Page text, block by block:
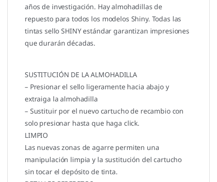
años de investigación. Hay almohadillas de
repuesto para todos los modelos Shiny. Todas las
tintas sello SHINY estándar garantizan impresiones
que durarán décadas.
SUSTITUCIÓN DE LA ALMOHADILLA
– Presionar el sello ligeramente hacia abajo y
extraiga la almohadilla
– Sustituir por el nuevo cartucho de recambio con
solo presionar hasta que haga click.
LIMPIO
Las nuevas zonas de agarre permiten una
manipulación limpia y la sustitución del cartucho
sin tocar el depósito de tinta.